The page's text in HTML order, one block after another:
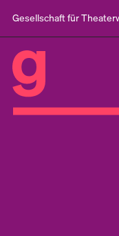
Gesellschaft für